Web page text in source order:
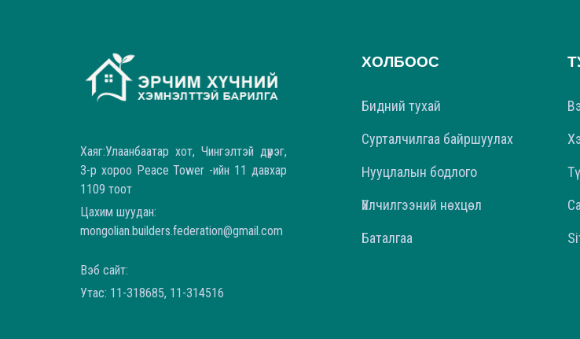
Хаяг:Улаанбаатар хот, Чингэлтэй дүүрэг,
3-р хороо Peace Tower -ийн 11 давхар
1109 тоот
Цахим шуудан:
mongolian.builders.federation@gmail.com
Вэб сайт:
Утас: 11-318685, 11-314516
ХОЛБООС
Бидний тухай
Сурталчилгаа байршуулах
Нууцлалын бодлого
Үйлчилгээний нөхцөл
Баталгаа